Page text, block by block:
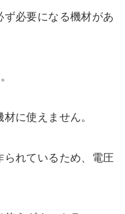
必要になる機材があ
に使えません。
れているため、電圧